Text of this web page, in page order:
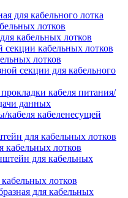
для кабельного лотка
лотков
кабельных лотков
кабельных лотков
лотков
секции для кабельного
кабеля питания/
данных
кабеля кабеленесущей
для кабельных лотков
кабельных лотков
для кабельных
лотков
для кабельных